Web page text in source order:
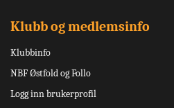
Klubb og medlemsinfo
Klubbinfo
NBF Østfold og Follo
Logg inn brukerprofil